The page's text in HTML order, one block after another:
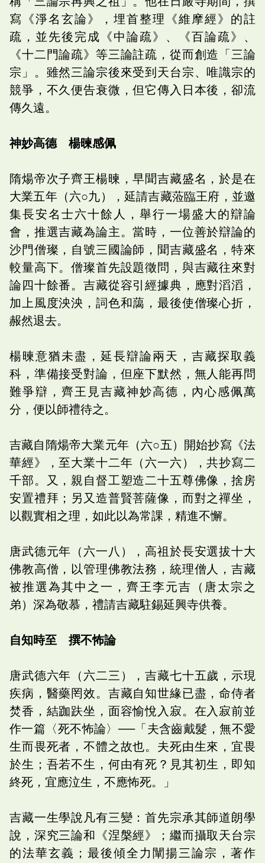
寫《淨名玄論》，埋首整理《維摩經》的註
疏，並先後完成《中論疏》、《百論疏》、
《十二門論疏》等三論註疏，從而創造「三論
宗」。雖然三論宗後來受到天台宗、唯識宗的
競爭，不久便告衰微，但它傳入日本後，卻流
傳久遠。
神妙高德 楊暕感佩
隋煬帝次子齊王楊暕，早聞吉藏盛名，於是在
大業五年（六○九），延請吉藏蒞臨王府，並邀
集長安名士六十餘人，舉行一場盛大的辯論
會，推選吉藏為論主。當時，一位善於辯論的
沙門僧璨，自號三國論師，聞吉藏盛名，特來
較量高下。僧璨首先設題徵問，與吉藏往來對
論四十餘番。吉藏從容引經據典，應對滔滔，
加上風度泱泱，詞色和藹，最後使僧璨心折，
赧然退去。
楊暕意猶未盡，延長辯論兩天，吉藏探取義
科，準備接受對論，但座下默然，無人能再問
難爭辯，齊王見吉藏神妙高德，內心感佩萬
分，便以師禮待之。
吉藏自隋煬帝大業元年（六○五）開始抄寫《法
華經》，至大業十二年（六一六），共抄寫二
千部。又，親自督工塑造二十五尊佛像，捨房
安置禮拜；另又造普賢菩薩像，而對之禪坐，
以觀實相之理，如此以為常課，精進不懈。
唐武德元年（六一八），高祖於長安選拔十大
佛教高僧，以管理佛教法務，統理僧人，吉藏
被推選為其中之一，齊王李元吉（唐太宗之
弟）深為敬慕，禮請吉藏駐錫延興寺供養。
自知時至 撰不怖論
唐武德六年（六二三），吉藏七十五歲，示現
疾病，醫藥罔效。吉藏自知世緣已盡，命侍者
焚香，結跏趺坐，面容愉悅入寂。在入寂前並
作一篇〈死不怖論〉──「夫含齒戴髮，無不愛
生而畏死者，不體之故也。夫死由生來，宜畏
於生；吾若不生，何由有死？見其初生，即知
終死，宜應泣生，不應怖死。」
吉藏一生學說凡有三變：首先宗承其師道朗學
說，深究三論和《涅槃經》；繼而攝取天台宗
的法華玄義；最後傾全力闡揚三論宗，著作